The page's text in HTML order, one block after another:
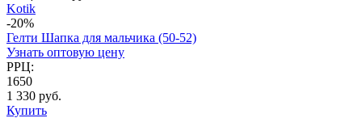
Kotik
-20%
Гелти Шапка для мальчика (50-52)
Узнать оптовую цену
РРЦ:
1650
1 330 руб.
Купить